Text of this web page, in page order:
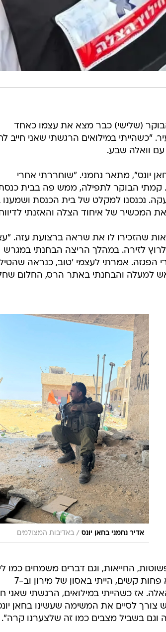
(שלישי) כבר מצא את עצמו כאחד
"כשהייתי במילואים הרגשתי שאני חייב
וואלה שבע.
יונס", מתאר נחמני. "שוחררתי אחרי
קמתי הבוקר לתפילה, ממש פה בבית
נכנסנו למקלט של בית הכנסת ושמענו
המכשיר של איחוד הצלה והאזנתי
שהזכירו לו את שראה ברצועת עזה.
לזירה. במהלך הריצה הבחנתי במגרש
הפגזה. אמרתי לעצמי 'טוב, כנראה
למעלה והבחנתי באתר הרס, החלום
אדיר נחמני בחאן יונס / באדיבות המצולמים
החייאות, וגם דברים משמחים כמו
זה לא משהו חדש או מרגש, חוויתי בעבר אסונות לא פחות קשים, הייתי באסון של מירון וב-7
אז כשהייתי במילואים, הרגשתי שאני
לסיים את המשימה שעשינו בחאן
בשביל מצבים כמו זה שלצערנו קרה".